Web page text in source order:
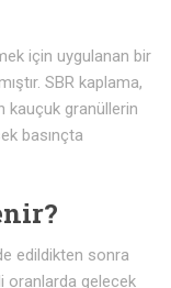
için uygulanan bir
SBR kaplama,
kauçuk granüllerin
basınçta
edildikten sonra
oranlarda gelecek